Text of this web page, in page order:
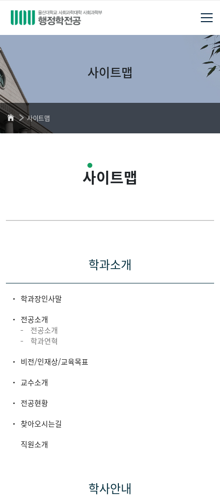
사이트맵
사이트맵
사이트맵
학과소개
학과장인사말
전공소개
전공소개
학과연혁
비전/인재상/교육목표
교수소개
전공현황
찾아오시는길
직원소개
학사안내